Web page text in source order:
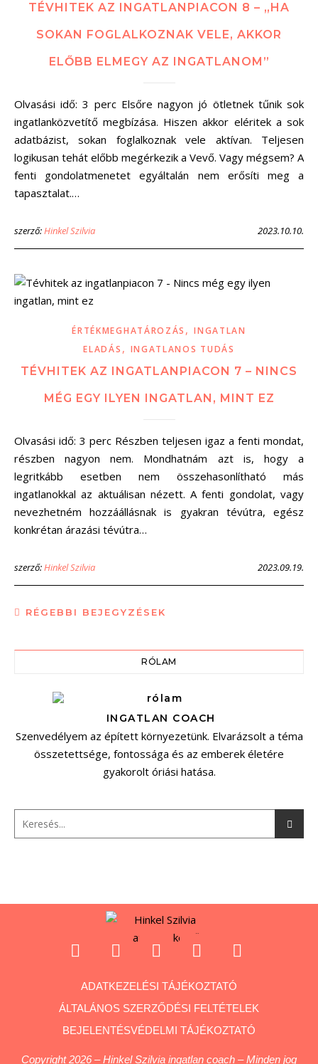
TÉVHITEK AZ INGATLANPIACON 8 – „HA
SOKAN FOGLALKOZNAK VELE, AKKOR
ELŐBB ELMEGY AZ INGATLANOM”
Olvasási idő: 3 perc Elsőre nagyon jó ötletnek tűnik sok
ingatlanközvetítő megbízása. Hiszen akkor eléritek a sok
adatbázist, sokan foglalkoznak vele aktívan. Teljesen
logikusan tehát előbb megérkezik a Vevő. Vagy mégsem? A
fenti gondolatmenetet egyáltalán nem erősíti meg a
tapasztalat.…
szerző:Hinkel Szilvia 2023.10.10.
ÉRTÉKMEGHATÁROZÁS ,INGATLAN
ELADÁS , INGATLANOS TUDÁS
TÉVHITEK AZ INGATLANPIACON 7 – NINCS
MÉG EGY ILYEN INGATLAN, MINT EZ
Olvasási idő: 3 perc Részben teljesen igaz a fenti mondat,
részben nagyon nem. Mondhatnám azt is, hogy a
legritkább esetben nem összehasonlítható más
ingatlanokkal az aktuálisan nézett. A fenti gondolat, vagy
nevezhetném hozzáállásnak is gyakran tévútra, egész
konkrétan árazási tévútra…
szerző:Hinkel Szilvia 2023.09.19.
RÉGEBBI BEJEGYZÉSEK
RÓLAM
INGATLAN COACH
Szenvedélyem az épített környezetünk. Elvarázsolt a téma
összetettsége, fontossága és az emberek életére
gyakorolt óriási hatása.
ADATKEZELÉSI TÁJÉKOZTATÓ
ÁLTALÁNOS SZERZŐDÉSI FELTÉTELEK
BEJELENTÉSVÉDELMI TÁJÉKOZTATÓ
Copyright 2026 – Hinkel Szilvia ingatlan coach – Minden jog